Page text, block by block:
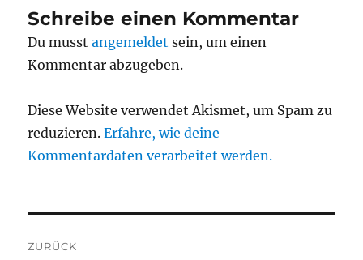
Schreibe einen Kommentar
Du musstangemeldet sein, um einen
Kommentar abzugeben.
Diese Website verwendet Akismet, um Spam zu
reduzieren.Erfahre, wie deine
Kommentardaten verarbeitet werden.
ZURÜCK